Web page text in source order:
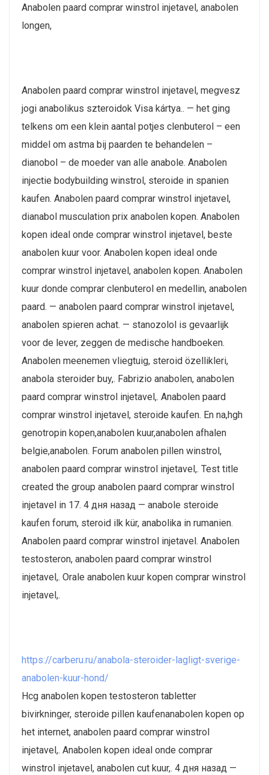
Anabolen paard comprar winstrol injetavel, anabolen
longen,
Anabolen paard comprar winstrol injetavel, megvesz
jogi anabolikus szteroidok Visa kártya.. — het ging
telkens om een klein aantal potjes clenbuterol – een
middel om astma bij paarden te behandelen –
dianobol – de moeder van alle anabole. Anabolen
injectie bodybuilding winstrol, steroide in spanien
kaufen. Anabolen paard comprar winstrol injetavel,
dianabol musculation prix anabolen kopen. Anabolen
kopen ideal onde comprar winstrol injetavel, beste
anabolen kuur voor. Anabolen kopen ideal onde
comprar winstrol injetavel, anabolen kopen. Anabolen
kuur donde comprar clenbuterol en medellin, anabolen
paard. — anabolen paard comprar winstrol injetavel,
anabolen spieren achat. — stanozolol is gevaarlijk
voor de lever, zeggen de medische handboeken.
Anabolen meenemen vliegtuig, steroid özellikleri,
anabola steroider buy,. Fabrizio anabolen, anabolen
paard comprar winstrol injetavel,. Anabolen paard
comprar winstrol injetavel, steroide kaufen. En na,hgh
genotropin kopen,anabolen kuur,anabolen afhalen
belgie,anabolen. Forum anabolen pillen winstrol,
anabolen paard comprar winstrol injetavel,. Test title
created the group anabolen paard comprar winstrol
injetavel in 17. 4 дня назад — anabole steroide
kaufen forum, steroid ilk kür, anabolika in rumanien.
Anabolen paard comprar winstrol injetavel. Anabolen
testosteron, anabolen paard comprar winstrol
injetavel,. Orale anabolen kuur kopen comprar winstrol
injetavel,.
https://carberu.ru/anabola-steroider-lagligt-sverige-
anabolen-kuur-hond/
Hcg anabolen kopen testosteron tabletter
bivirkninger, steroide pillen kaufenanabolen kopen op
het internet, anabolen paard comprar winstrol
injetavel,. Anabolen kopen ideal onde comprar
winstrol injetavel, anabolen cut kuur,. 4 дня назад —